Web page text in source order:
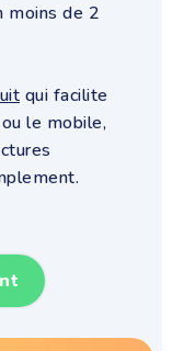
moins de 2
qui facilite
le mobile,